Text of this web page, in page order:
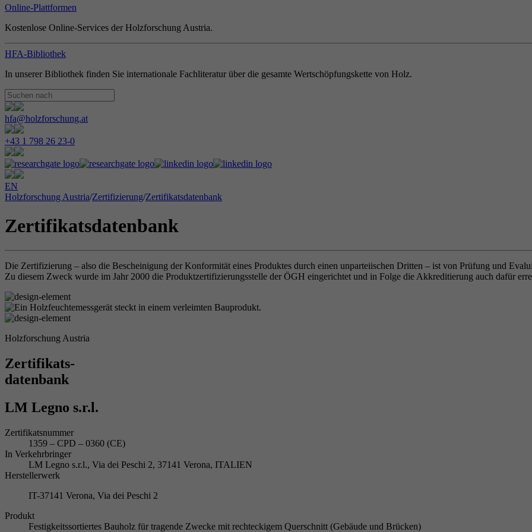
Online-Plattformen
Kostenlose Online-Services der Holzforschung Austria.
HFA-Bibliothek
In unserer Bibliothek finden Sie internationale Fachliteratur über die gesamte Wertschöpfungskette von Holz.
hfa@holzforschung.at
+43 1 798 26 23-0
EN
Holzforschung Austria/Zertifizierung/Zertifikatsdatenbank
Zertifikatsdatenbank
Die Zertifizierung – also die Bescheinigung der Konformität eines Produktes durch einen unparteiischen Dritten – ist von Prüfung und
Zu diesem Zweck wurde im Jahr 2000 die Produktzertifizierungsstelle der ÖGH eingerichtet und in Folge die Akkreditierung auch dafür
Holzforschung Austria
Zertifikats-
datenbank
LM Legno s.r.l.
Zertifikatsnummer
1359 – CPD – 0360 (CE)
In Verkehrbringer
LM Legno s.r.l., Via dei Peschi 2, 37141 Verona, ITALIEN
Herstellerwerk
IT-37141 Verona, Via dei Peschi 2
Produkt
Festigkeitssortiertes Bauholz für tragende Zwecke mit rechteckigem Querschnitt (Gebäude und Brücken)